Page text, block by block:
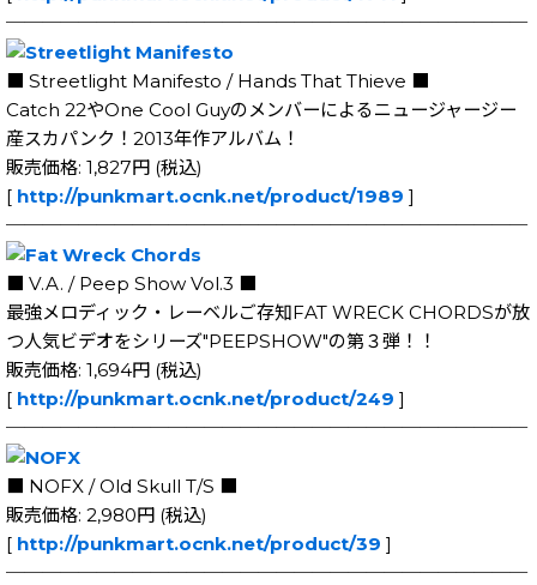
─────────────────────────────
■ Streetlight Manifesto / Hands That Thieve ■
Catch 22やOne Cool Guyのメンバーによるニュージャージー
産スカパンク！2013年作アルバム！
販売価格: 1,827円 (税込)
[ http://punkmart.ocnk.net/product/1989 ]
─────────────────────────────
■ V.A. / Peep Show Vol.3 ■
最強メロディック・レーベルご存知FAT WRECK CHORDSが放
つ人気ビデオをシリーズ"PEEPSHOW"の第３弾！！
販売価格: 1,694円 (税込)
[ http://punkmart.ocnk.net/product/249 ]
─────────────────────────────
■ NOFX / Old Skull T/S ■
販売価格: 2,980円 (税込)
[ http://punkmart.ocnk.net/product/39 ]
─────────────────────────────